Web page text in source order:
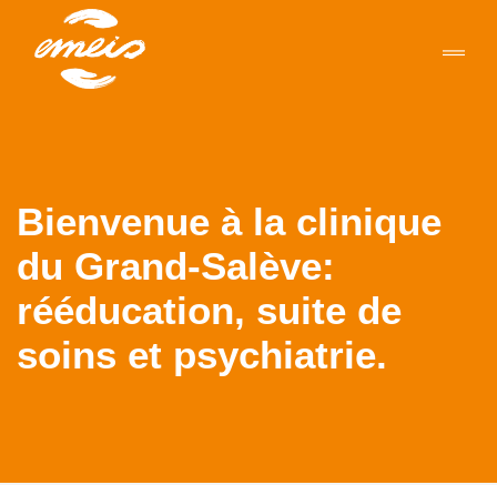
Bienvenue à la clinique
du Grand-Salève:
rééducation, suite de
soins et psychiatrie.